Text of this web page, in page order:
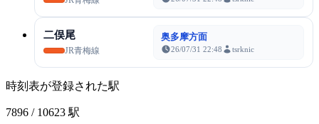
二俣尾
JR青梅線
奥多摩方面
26/07/31 22:48 tsrknic
時刻表が登録された駅
7896 / 10623 駅